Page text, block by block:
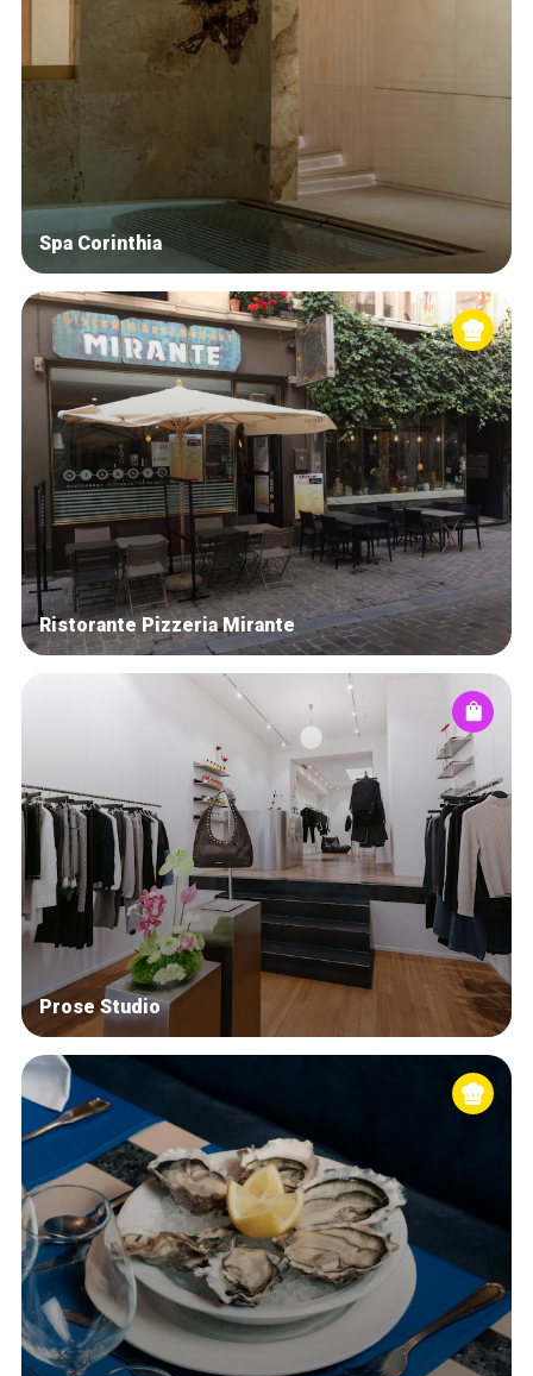
Spa Corinthia
Ristorante Pizzeria Mirante
Prose Studio